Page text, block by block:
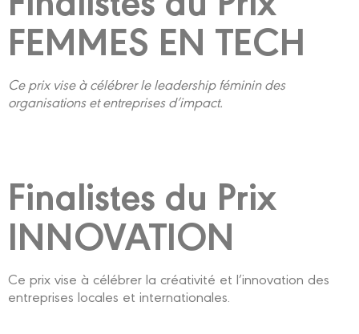
FEMMES EN TECH
Ce prix vise à célébrer le leadership féminin des
organisations et entreprises d’impact.
Finalistes du Prix
INNOVATION
Ce prix vise à célébrer la créativité et l’innovation des
entreprises locales et internationales.